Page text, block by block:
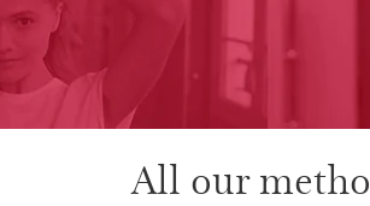
All our